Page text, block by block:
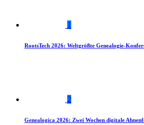
1
RootsTech 2026: Weltgrößte Genealogie-
2
Genealogica 2026: Zwei Wochen digitale